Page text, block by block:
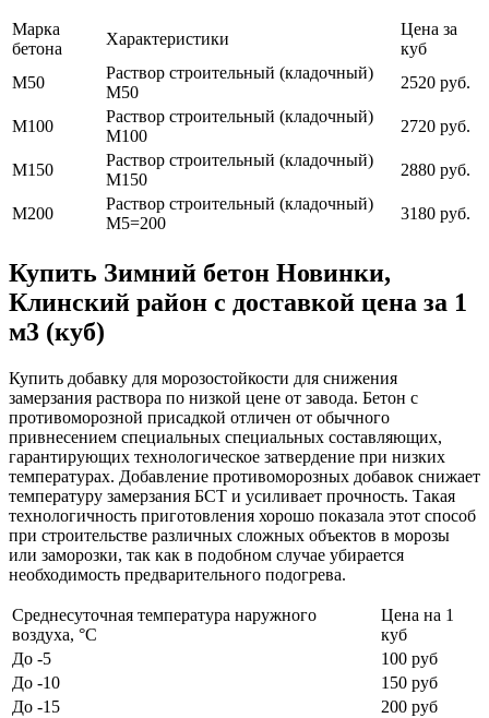
Марка
бетона
Характеристики
Цена за
куб
М50
Раствор строительный (кладочный)
М50
2520 руб.
М100
Раствор строительный (кладочный)
М100
2720 руб.
М150
Раствор строительный (кладочный)
М150
2880 руб.
М200
Раствор строительный (кладочный)
М5=200
3180 руб.
Купить Зимний бетон Новинки,
Клинский район с доставкой цена за 1
м3 (куб)
Купить добавку для морозостойкости для снижения
замерзания раствора по низкой цене от завода. Бетон с
противоморозной присадкой отличен от обычного
привнесением специальных специальных составляющих,
гарантирующих технологическое затвердение при низких
температурах. Добавление противоморозных добавок снижает
температуру замерзания БСТ и усиливает прочность. Такая
технологичность приготовления хорошо показала этот способ
при строительстве различных сложных объектов в морозы
или заморозки, так как в подобном случае убирается
необходимость предварительного подогрева.
Среднесуточная температура наружного
воздуха, °C
Цена на 1
куб
До -5
100 руб
До -10
150 руб
До -15
200 руб